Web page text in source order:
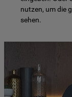
nutzen, um die
sehen.